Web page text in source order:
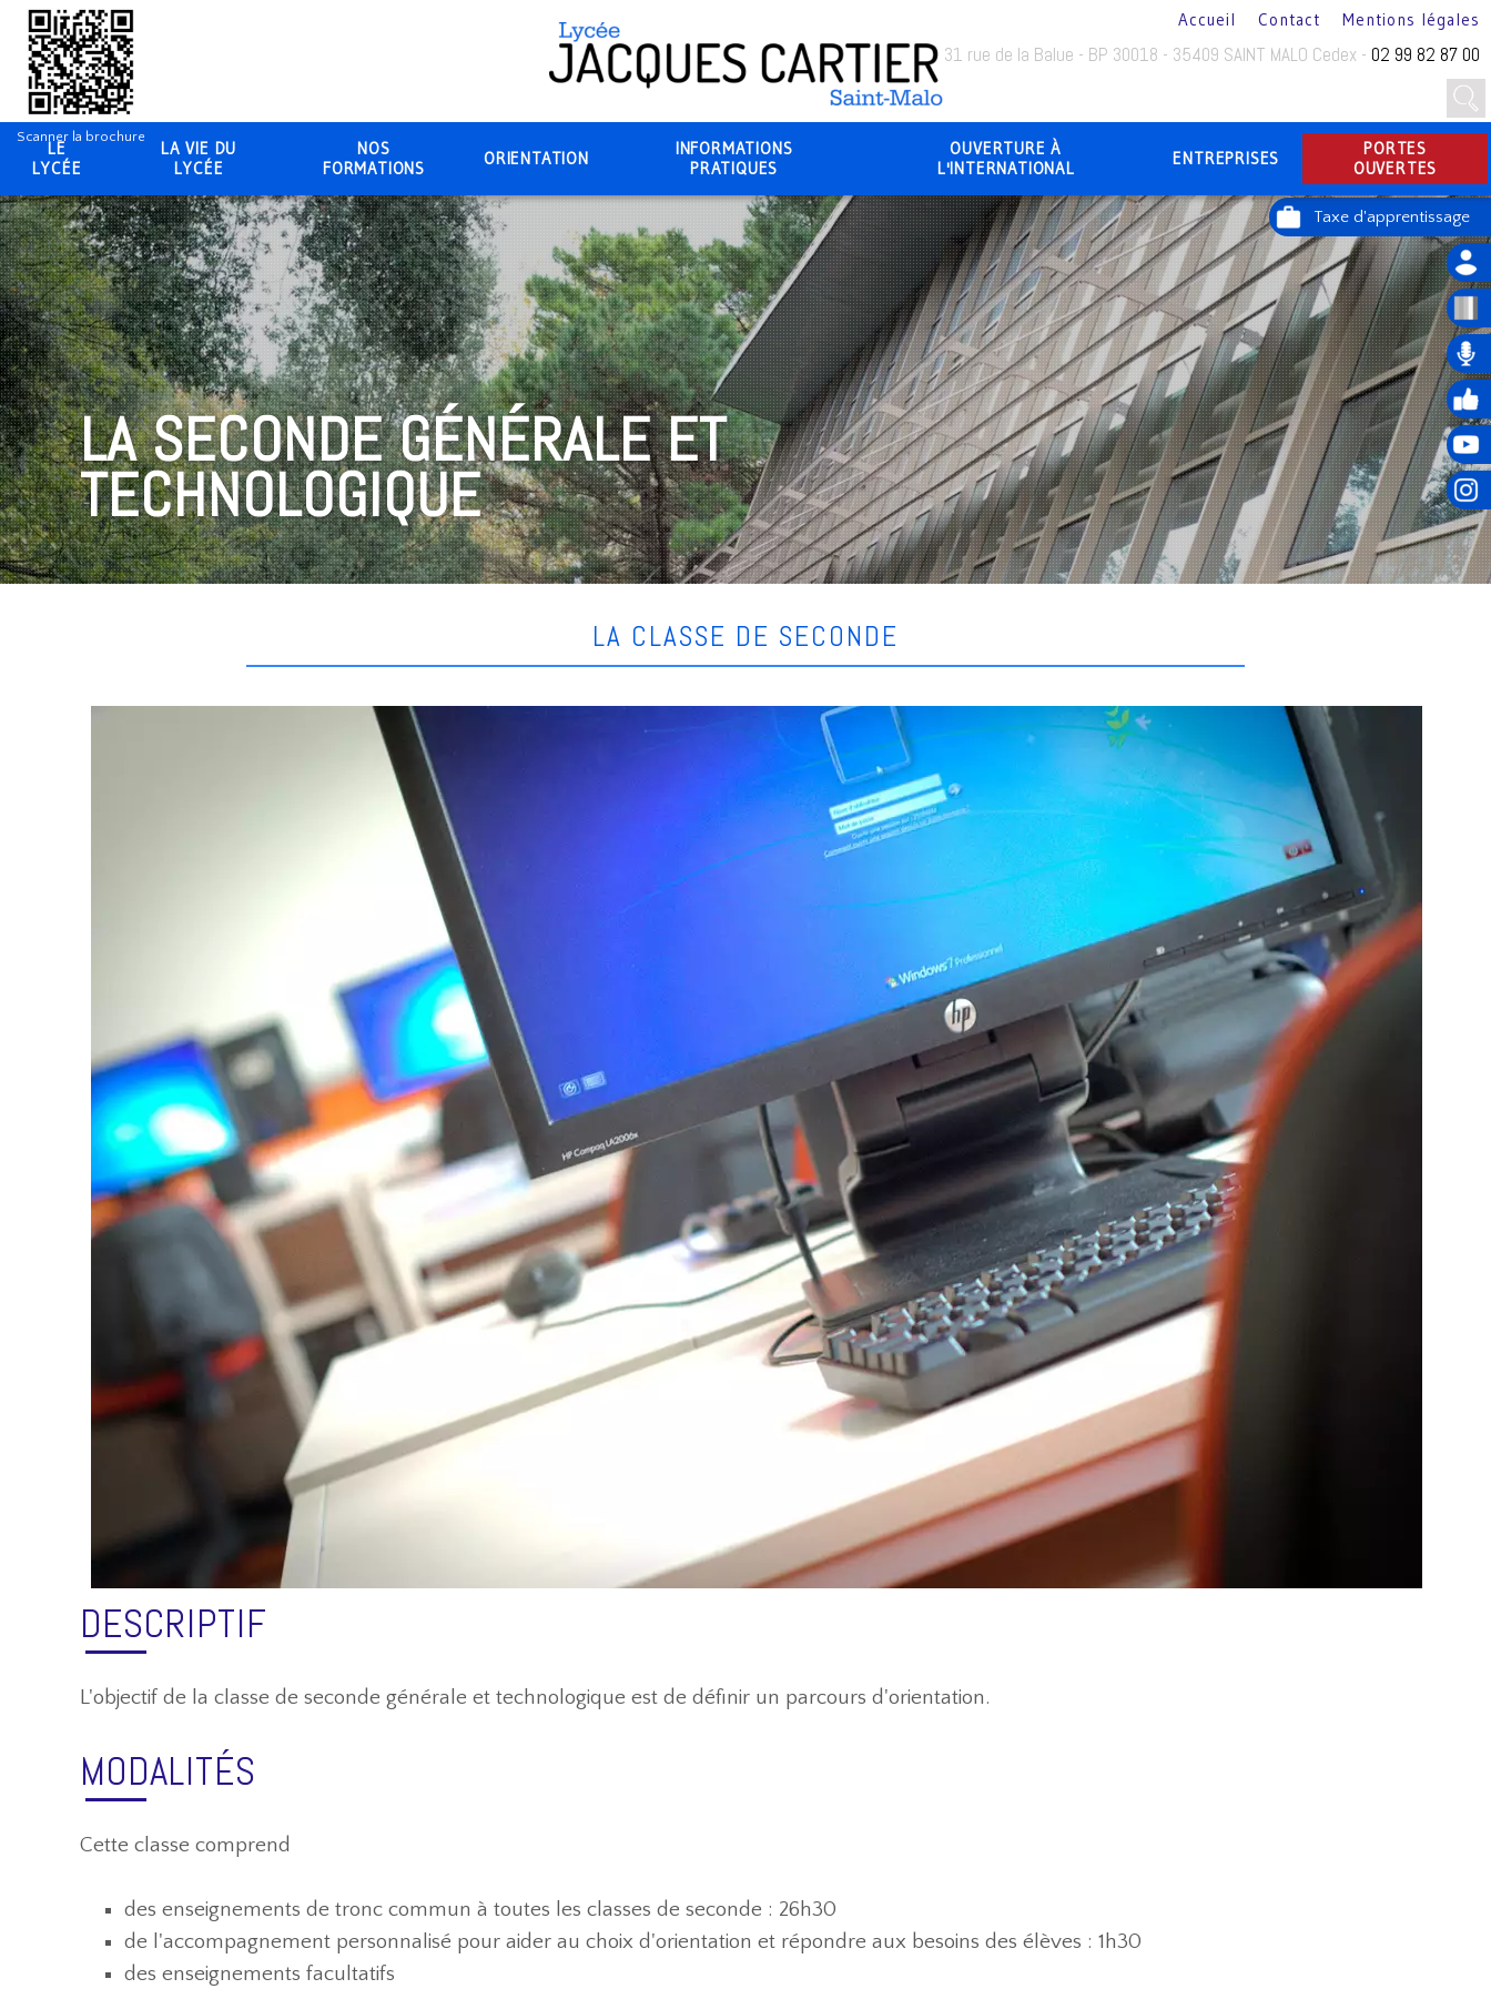
31 rue de la Balue - BP 30018 - 35409 SAINT MALO Cedex - 02 99 82 87 00
Scanner la brochure
LE
LYCÉE
LA VIE DU
LYCÉE
NOS
FORMATIONS
ORIENTATION
INFORMATIONS
PRATIQUES
OUVERTURE À
L'INTERNATIONAL
ENTREPRISES
PORTES
OUVERTES
Accueil Contact Mentions légales
LA SECONDE GÉNÉRALE ET
TECHNOLOGIQUE
LA CLASSE DE SECONDE
DESCRIPTIF
L'objectif de la classe de seconde générale et technologique est de définir un parcours d'orientation.
MODALITÉS
Cette classe comprend
des enseignements de tronc commun à toutes les classes de seconde : 26h30
de l'accompagnement personnalisé pour aider au choix d'orientation et répondre aux besoins des élèves : 1h30
des enseignements facultatifs